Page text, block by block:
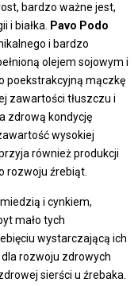
bardzo ważne jest,
i białka.
Pavo Podo
i bardzo
olejem sojowym i
poekstrakcyjną mączkę
zawartości tłuszczu i
zdrową kondycję
wysokiej
również produkcji
rozwoju źrebiąt.
i cynkiem,
mało tych
wystarczającą ich
dla rozwoju zdrowych
sierści u źrebaka.